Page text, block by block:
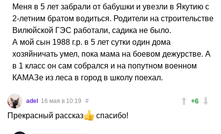
Меня в 5 лет забрали от бабушки и увезли в Якутию с
2-летним братом водиться. Родители на строительстве
Вилюйской ГЭС работали, садика не было.
А мой сын 1988 г.р. в 5 лет сутки один дома
хозяйничать умел, пока мама на боевом дежурстве. А
в 1 класс он сам собрался и на попутном военном
КАМАЗе из леса в город в школу поехал.
+6
adel 16 мая в 10:19 #
Прекрасный рассказ спасибо!